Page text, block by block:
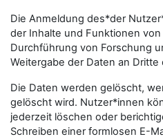
Die Anmeldung des*der
der Inhalte und Funktionen
Durchführung von Forschung
Weitergabe der Daten an Dritte
Die Daten werden gelöscht,
gelöscht wird. Nutzer*innen
jederzeit löschen oder
Schreiben einer formlosen E-